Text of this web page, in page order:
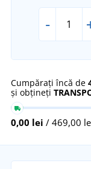
-
Cumpărați încă de
și obțineți
0,00 lei / 469,00